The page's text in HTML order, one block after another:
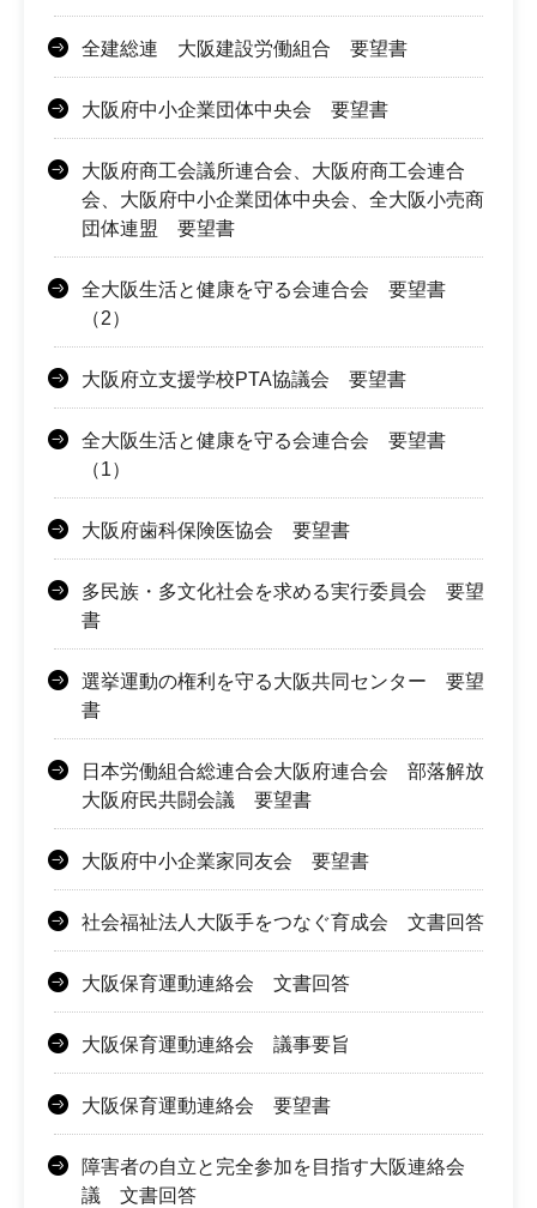
全建総連 大阪建設労働組合 要望書
大阪府中小企業団体中央会 要望書
大阪府商工会議所連合会、大阪府商工会連合
会、大阪府中小企業団体中央会、全大阪小売商
団体連盟 要望書
全大阪生活と健康を守る会連合会 要望書
（2）
大阪府立支援学校PTA協議会 要望書
全大阪生活と健康を守る会連合会 要望書
（1）
大阪府歯科保険医協会 要望書
多民族・多文化社会を求める実行委員会 要望
書
選挙運動の権利を守る大阪共同センター 要望
書
日本労働組合総連合会大阪府連合会 部落解放
大阪府民共闘会議 要望書
大阪府中小企業家同友会 要望書
社会福祉法人大阪手をつなぐ育成会 文書回答
大阪保育運動連絡会 文書回答
大阪保育運動連絡会 議事要旨
大阪保育運動連絡会 要望書
障害者の自立と完全参加を目指す大阪連絡会
議 文書回答